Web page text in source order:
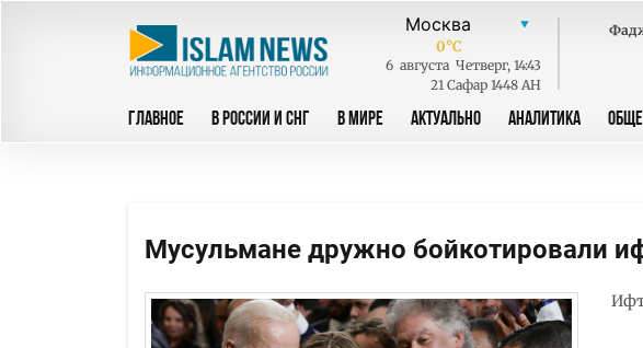
0°C
6 августа Четверг, 14:43
21 Сафар 1448 AH
ГЛАВНОЕ В РОССИИ И СНГ В МИРЕ АКТУАЛЬНО АНАЛИТИКА
Мусульмане дружно бойкотировали